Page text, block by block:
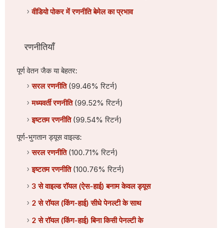
वीडियो पोकर में रणनीति बेमेल का प्रभाव
रणनीतियाँ
पूर्ण वेतन जैक या बेहतर:
सरल रणनीति(99.46% रिटर्न)
मध्यवर्ती रणनीति(99.52% रिटर्न)
इष्टतम रणनीति(99.54% रिटर्न)
पूर्ण-भुगतान ड्यूस वाइल्ड:
सरल रणनीति(100.71% रिटर्न)
इष्टतम रणनीति(100.76% रिटर्न)
3 से वाइल्ड रॉयल (ऐस-हाई) बनाम केवल ड्यूस
2 से रॉयल (किंग-हाई) सीधे पेनल्टी के साथ
2 से रॉयल (किंग-हाई) बिना किसी पेनल्टी के